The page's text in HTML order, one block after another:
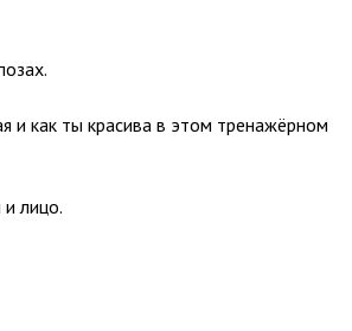
и как ты красива в этом тренажёрном
лицо.